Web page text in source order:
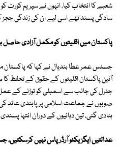
سادگی پسند تھے اسی لیے ان کی زندگی
پاکستان میں اقلیتوں کو مکمل آزادی
جسٹس عمر عطا بندیال نے کہا کہ پاکستان
آئین پاکستان اقلیتوں کے حقوق کے تحفظ
صوبوں نے جماعت اسلامی پر پابندی عائد کی
ہٹادی گئی، تین دہائیوں کے دوران انتہا
عدالتیں ایگزیکٹو آرڈر پاس نہیں